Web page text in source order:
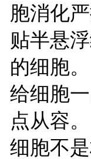
胞消化
贴半悬
的细胞。
给细胞
点从容。
细胞不